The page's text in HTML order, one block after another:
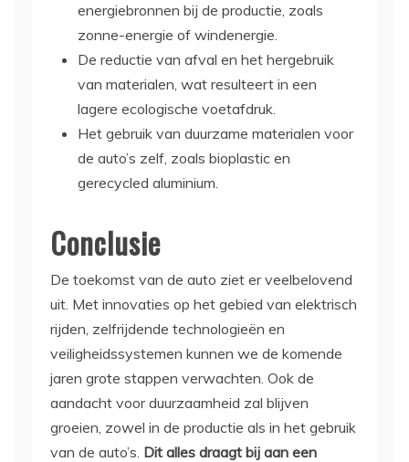
energiebronnen bij de productie, zoals
zonne-energie of windenergie.
De reductie van afval en het hergebruik
van materialen, wat resulteert in een
lagere ecologische voetafdruk.
Het gebruik van duurzame materialen voor
de auto’s zelf, zoals bioplastic en
gerecycled aluminium.
Conclusie
De toekomst van de auto ziet er veelbelovend
uit. Met innovaties op het gebied van elektrisch
rijden, zelfrijdende technologieën en
veiligheidssystemen kunnen we de komende
jaren grote stappen verwachten. Ook de
aandacht voor duurzaamheid zal blijven
groeien, zowel in de productie als in het gebruik
van de auto’s. Dit alles draagt bij aan een